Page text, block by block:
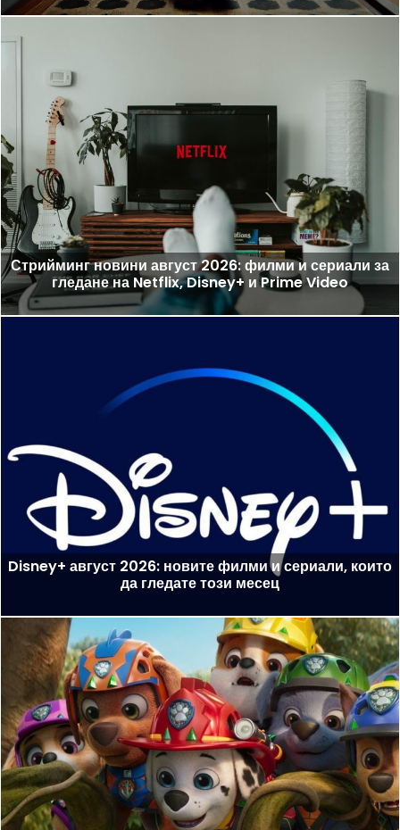
Стрийминг новини август 2026: филми и сериали за
гледане на Netflix, Disney+ и Prime Video
Disney+ август 2026: новите филми и сериали, които
да гледате този месец